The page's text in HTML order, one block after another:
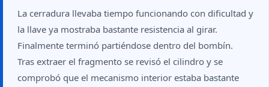
La cerradura llevaba tiempo funcionando con dificultad y
la llave ya mostraba bastante resistencia al girar.
Finalmente terminó partiéndose dentro del bombín.
Tras extraer el fragmento se revisó el cilindro y se
comprobó que el mecanismo interior estaba bastante